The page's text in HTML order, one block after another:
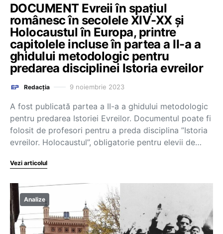
DOCUMENT Evreii în spațiul
românesc în secolele XIV-XX și
Holocaustul în Europa, printre
capitolele incluse în partea a II-a a
ghidului metodologic pentru
predarea disciplinei Istoria evreilor
Redacția 9 noiembrie 2023
A fost publicată partea a II-a a ghidului metodologic
pentru predarea Istoriei Evreilor. Documentul poate fi
folosit de profesori pentru a preda disciplina ”Istoria
evreilor. Holocaustul”, obligatorie pentru elevii de…
Vezi articolul
Analize